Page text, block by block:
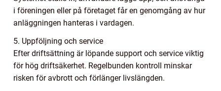
i föreningen eller på företaget får en genomgång av hur
anläggningen hanteras i vardagen.
5. Uppföljning och service
Efter driftsättning är löpande support och service viktig
för hög driftsäkerhet. Regelbunden kontroll minskar
risken för avbrott och förlänger livslängden.